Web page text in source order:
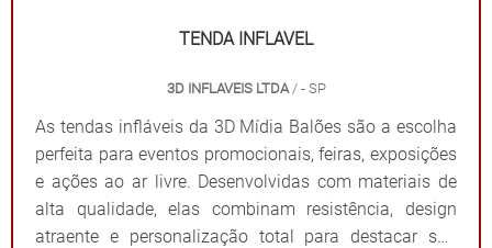
TENDA INFLAVEL
3D INFLAVEIS LTDA/ - SP
As tendas infláveis da 3D Mídia Balões são a escolha
perfeita para eventos promocionais, feiras, exposições
e ações ao ar livre. Desenvolvidas com materiais de
alta qualidade, elas combinam resistência, design
atraente e personalização total para destacar sua